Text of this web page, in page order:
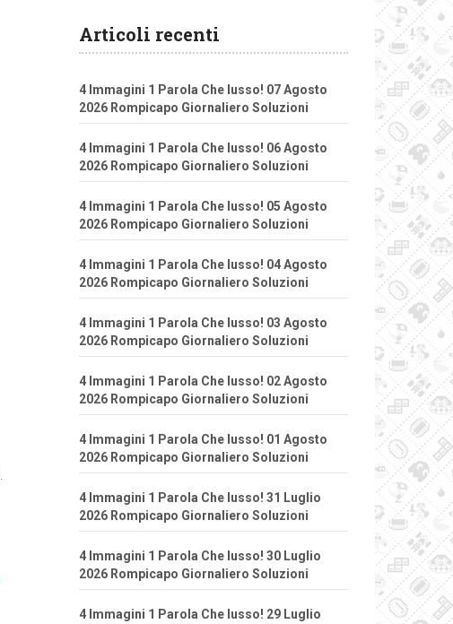
Articoli recenti
4 Immagini 1 Parola Che lusso! 07 Agosto
2026 Rompicapo Giornaliero Soluzioni
4 Immagini 1 Parola Che lusso! 06 Agosto
2026 Rompicapo Giornaliero Soluzioni
4 Immagini 1 Parola Che lusso! 05 Agosto
2026 Rompicapo Giornaliero Soluzioni
4 Immagini 1 Parola Che lusso! 04 Agosto
2026 Rompicapo Giornaliero Soluzioni
4 Immagini 1 Parola Che lusso! 03 Agosto
2026 Rompicapo Giornaliero Soluzioni
4 Immagini 1 Parola Che lusso! 02 Agosto
2026 Rompicapo Giornaliero Soluzioni
4 Immagini 1 Parola Che lusso! 01 Agosto
2026 Rompicapo Giornaliero Soluzioni
4 Immagini 1 Parola Che lusso! 31 Luglio
2026 Rompicapo Giornaliero Soluzioni
4 Immagini 1 Parola Che lusso! 30 Luglio
2026 Rompicapo Giornaliero Soluzioni
4 Immagini 1 Parola Che lusso! 29 Luglio